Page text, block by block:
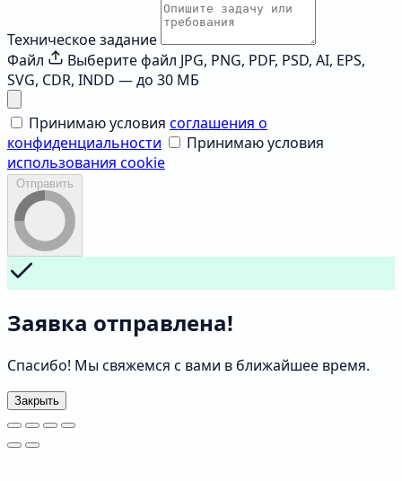
Техническое задание
Файл
Выберите файл JPG, PNG, PDF, PSD, AI, EPS,
SVG, CDR, INDD — до 30 МБ
Принимаю условия соглашения о
конфиденциальности
Принимаю условия
использования cookie
Отправить
Заявка отправлена!
Спасибо! Мы свяжемся с вами в ближайшее время.
Закрыть